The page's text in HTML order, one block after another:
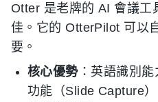
Otter 是老牌的 AI 會議工
佳。它的 OtterPilot 可以
要。
核心優勢：英語識別能
功能（Slide Capture